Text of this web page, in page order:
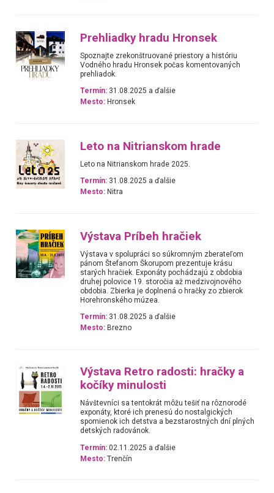
Prehliadky hradu Hronsek
Spoznajte zrekonštruované priestory a históriu
Vodného hradu Hronsek počas komentovaných
prehliadok.
Termín: 31.08.2025 a ďalšie
Mesto: Hronsek
Leto na Nitrianskom hrade
Leto na Nitrianskom hrade 2025.
Termín: 31.08.2025 a ďalšie
Mesto: Nitra
Výstava Príbeh hračiek
Výstava v spolupráci so súkromným zberateľom
pánom Štefanom Škorupom prezentuje krásu
starých hračiek. Exponáty pochádzajú z obdobia
druhej polovice 19. storočia až medzivojnového
obdobia. Zbierka je doplnená o hračky zo zbierok
Horehronského múzea.
Termín: 31.08.2025 a ďalšie
Mesto: Brezno
Výstava Retro radosti: hračky a
kočíky minulosti
Návštevníci sa tentokrát môžu tešiť na rôznorodé
exponáty, ktoré ich prenesú do nostalgických
spomienok ich detstva a bezstarostných dní plných
detských radovánok.
Termín: 02.11.2025 a ďalšie
Mesto: Trenčín